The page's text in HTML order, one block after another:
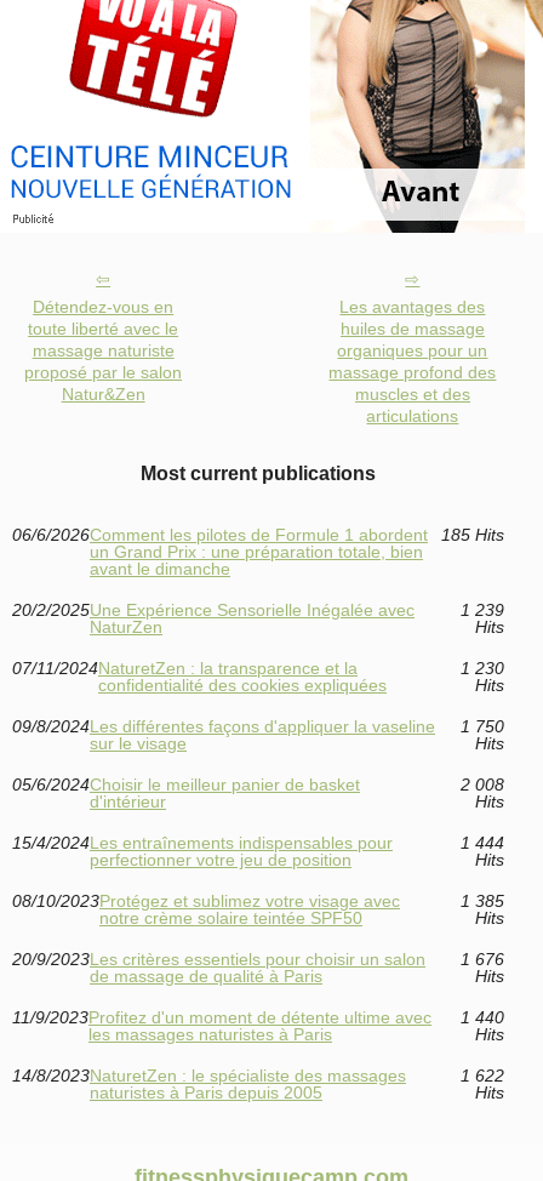
Détendez-vous en
toute liberté avec le
massage naturiste
proposé par le salon
Natur&Zen
Les avantages des
huiles de massage
organiques pour un
massage profond des
muscles et des
articulations
Most current publications
06/6/2026Comment les pilotes de Formule 1 abordent
un Grand Prix : une préparation totale, bien
avant le dimanche
185 Hits
20/2/2025Une Expérience Sensorielle Inégalée avec
NaturZen
1 239
Hits
07/11/2024NaturetZen : la transparence et la
confidentialité des cookies expliquées
1 230
Hits
09/8/2024Les différentes façons d'appliquer la vaseline
sur le visage
1 750
Hits
05/6/2024Choisir le meilleur panier de basket
d'intérieur
2 008
Hits
15/4/2024Les entraînements indispensables pour
perfectionner votre jeu de position
1 444
Hits
08/10/2023Protégez et sublimez votre visage avec
notre crème solaire teintée SPF50
1 385
Hits
20/9/2023Les critères essentiels pour choisir un salon
de massage de qualité à Paris
1 676
Hits
11/9/2023Profitez d'un moment de détente ultime avec
les massages naturistes à Paris
1 440
Hits
14/8/2023NaturetZen : le spécialiste des massages
naturistes à Paris depuis 2005
1 622
Hits